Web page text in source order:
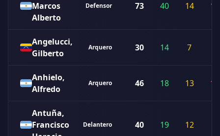
Marcos
Alberto
Defensor 73 40 14 19
Angelucci,
Gilberto
Arquero 30 14 7
Anhielo,
Alfredo
Arquero 46 18 13 15
Antuña,
Francisco
Delantero 40 19 12